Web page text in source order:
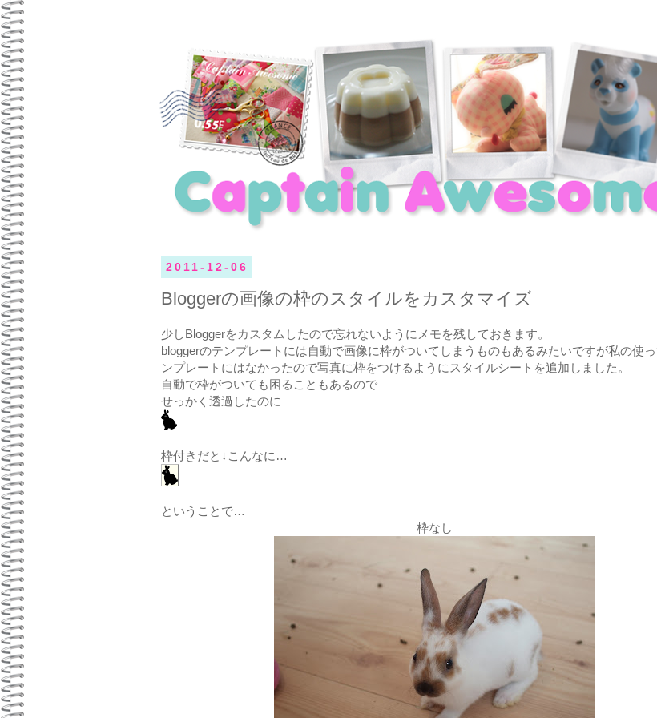
2011-12-06
Bloggerの画像の枠のスタイルをカスタマイズ
少しBloggerをカスタムしたので忘れないようにメモを残しておきます。
bloggerのテンプレートには自動で画像に枠がついてしまうものもあるみたいですが私の使
ンプレートにはなかったので写真に枠をつけるようにスタイルシートを追加しました。
自動で枠がついても困ることもあるので
せっかく透過したのに
枠付きだと↓こんなに…
ということで…
枠なし